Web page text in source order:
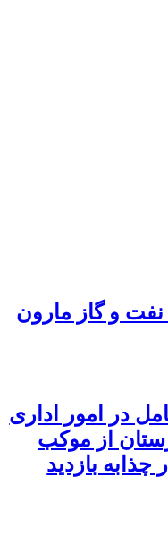
نفت و گاز مارون
در امور اداری
از موکب
بازدید